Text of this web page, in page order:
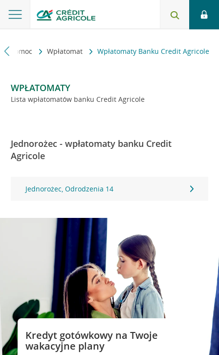
i pomoc Wpłatomat Wpłatomaty Banku Credit Agricole
WPŁATOMATY
Lista wpłatomatów banku Credit Agricole
Jednorożec - wpłatomaty banku Credit
Agricole
Jednorożec, Odrodzenia 14
Kredyt gotówkowy na Twoje
wakacyjne plany